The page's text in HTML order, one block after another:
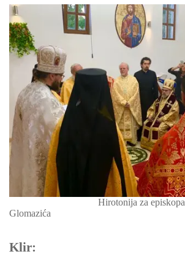
Hirotonija za episkopa
Glomazića
Klir: